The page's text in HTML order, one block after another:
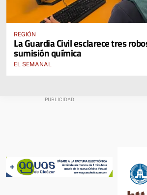
REGIÓN
La Guardia Civil esclarece tres
sumisión química
EL SEMANAL